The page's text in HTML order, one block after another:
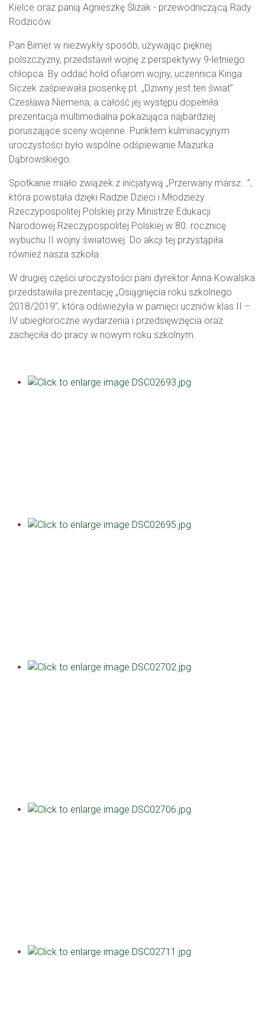
Kielce oraz panią Agnieszkę Ślizak - przewodniczącą Rady
Rodziców.
Pan Bimer w niezwykły sposób, używając pięknej
polszczyzny, przedstawił wojnę z perspektywy 9-letniego
chłopca. By oddać hołd ofiarom wojny, uczennica Kinga
Siczek zaśpiewała piosenkę pt. „Dziwny jest ten świat”
Czesława Niemena, a całość jej występu dopełniła
prezentacja multimedialna pokazująca najbardziej
poruszające sceny wojenne. Punktem kulminacyjnym
uroczystości było wspólne odśpiewanie Mazurka
Dąbrowskiego.
Spotkanie miało związek z inicjatywą „Przerwany marsz...”,
która powstała dzięki Radzie Dzieci i Młodzieży
Rzeczypospolitej Polskiej przy Ministrze Edukacji
Narodowej Rzeczypospolitej Polskiej w 80. rocznicę
wybuchu II wojny światowej. Do akcji tej przystąpiła
również nasza szkoła.
W drugiej części uroczystości pani dyrektor Anna Kowalska
przedstawiła prezentację „Osiągnięcia roku szkolnego
2018/2019”, która odświeżyła w pamięci uczniów klas II –
IV ubiegłoroczne wydarzenia i przedsięwzięcia oraz
zachęciła do pracy w nowym roku szkolnym.